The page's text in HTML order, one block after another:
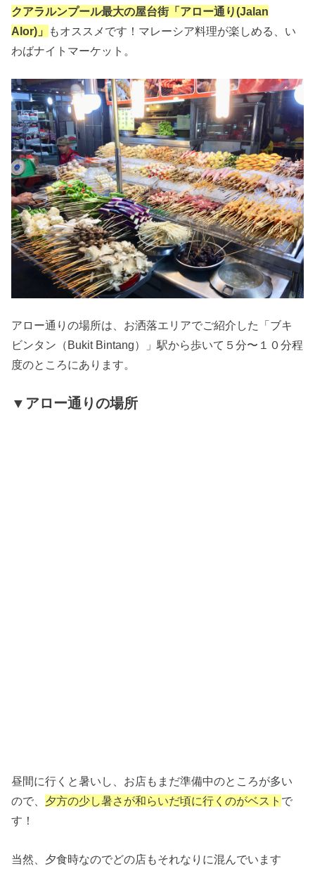
クアラルンプール最大の屋台街「アロー通り(Jalan
Alor)」
もオススメです！マレーシア料理が楽しめる、い
わばナイトマーケット。
アロー通りの場所は、お洒落エリアでご紹介した「ブキ
ビンタン（Bukit Bintang）」駅から歩いて５分〜１０分程
度のところにあります。
▼アロー通りの場所
昼間に行くと暑いし、お店もまだ準備中のところが多い
ので、 夕方の少し暑さが和らいだ頃に行くのがベスト で
す！
当然、夕食時なのでどの店もそれなりに混んでいます